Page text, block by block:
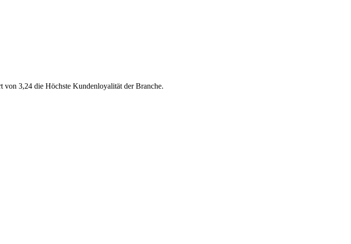
3,24 die Höchste Kundenloyalität der Branche.